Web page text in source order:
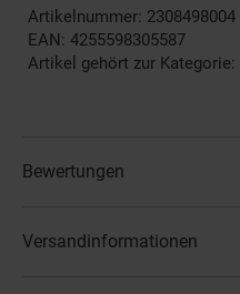
Artikelnummer: 2308498004
EAN: 4255598305587
Artikel gehört zur Kategorie:
Bewertungen
Versandinformationen